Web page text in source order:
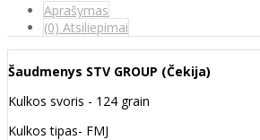
Aprašymas
(0) Atsiliepimai
Šaudmenys STV GROUP (Čekija)
Kulkos svoris - 124 grain
Kulkos tipas- FMJ